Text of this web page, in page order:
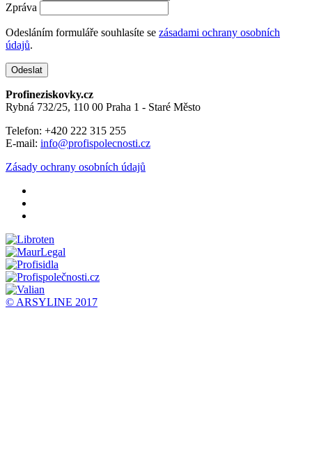
Zpráva
Odesláním formuláře souhlasíte se zásadami ochrany osobních
údajů.
Profineziskovky.cz
Rybná 732/25, 110 00 Praha 1 - Staré Město
Telefon: +420 222 315 255
E-mail: info@profispolecnosti.cz
Zásady ochrany osobních údajů
© ARSYLINE 2017